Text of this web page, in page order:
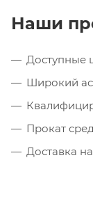
Наши
Доступные
Широкий
Прокат
Доставка